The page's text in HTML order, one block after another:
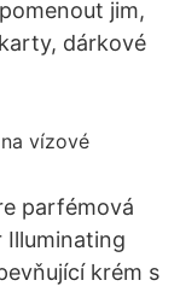
jim,
dárkové
parfémová
Illuminating
krém s